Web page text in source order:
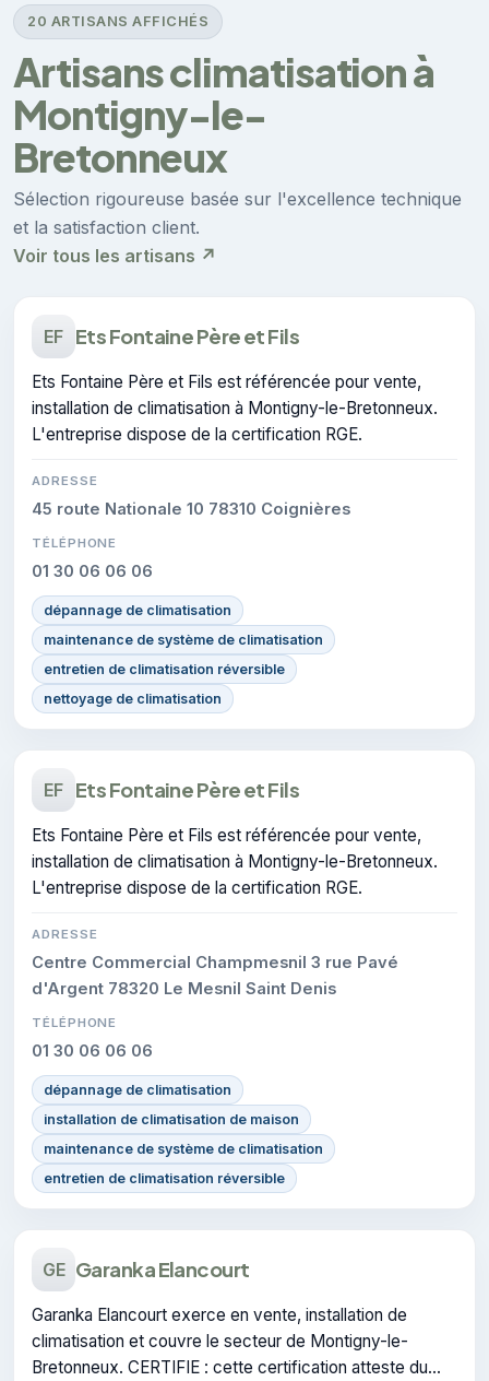
20 ARTISANS AFFICHÉS
Artisans climatisation à
Montigny-le-
Bretonneux
Sélection rigoureuse basée sur l'excellence technique
et la satisfaction client.
Voir tous les artisans ↗
EF Ets Fontaine Père et Fils
Ets Fontaine Père et Fils est référencée pour vente,
installation de climatisation à Montigny-le-Bretonneux.
L'entreprise dispose de la certification RGE.
ADRESSE
45 route Nationale 10 78310 Coignières
TÉLÉPHONE
01 30 06 06 06
dépannage de climatisation
maintenance de système de climatisation
entretien de climatisation réversible
nettoyage de climatisation
EF Ets Fontaine Père et Fils
Ets Fontaine Père et Fils est référencée pour vente,
installation de climatisation à Montigny-le-Bretonneux.
L'entreprise dispose de la certification RGE.
ADRESSE
Centre Commercial Champmesnil 3 rue Pavé
d'Argent 78320 Le Mesnil Saint Denis
TÉLÉPHONE
01 30 06 06 06
dépannage de climatisation
installation de climatisation de maison
maintenance de système de climatisation
entretien de climatisation réversible
GE Garanka Elancourt
Garanka Elancourt exerce en vente, installation de
climatisation et couvre le secteur de Montigny-le-
Bretonneux. CERTIFIE : cette certification atteste du